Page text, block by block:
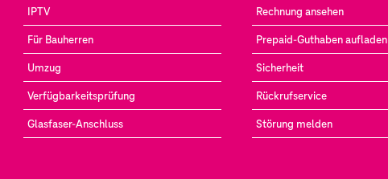
IPTV
Für Bauherren
Umzug
Verfügbarkeitsprüfung
Glasfaser-Anschluss
Rechnung ansehen
Prepaid-Guthaben aufladen
Sicherheit
Rückrufservice
Störung melden